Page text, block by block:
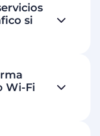
si
Wi-Fi